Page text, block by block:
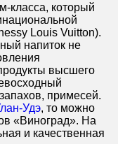
класса, который
Louis Vuitton).
напиток не
высшего
примесей.
Удэ, то можно
«Виноград». На
и качественная